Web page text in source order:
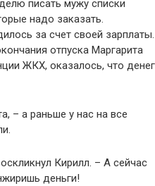
писать мужу списки
надо заказать.
за счет своей зарплаты.
отпуска Маргарита
ЖКХ, оказалось, что денег
– а раньше у нас на все
Кирилл. – А сейчас
деньги!